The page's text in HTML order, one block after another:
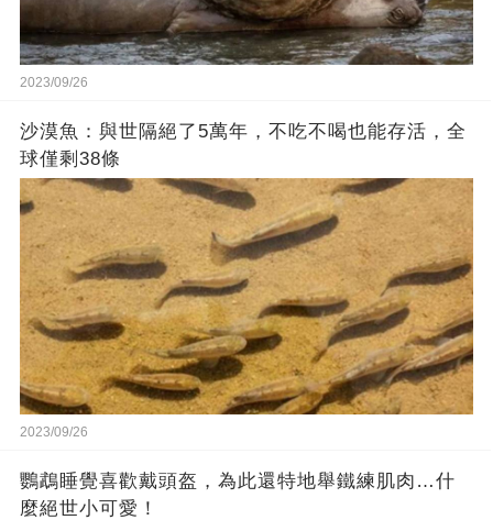
2023/09/26
沙漠魚：與世隔絕了5萬年，不吃不喝也能存活，全
球僅剩38條
2023/09/26
鸚鵡睡覺喜歡戴頭盔，為此還特地舉鐵練肌肉…什
麼絕世小可愛！